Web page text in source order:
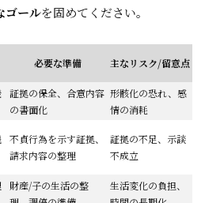
ゴールを固めてください。
必要な準備 主なリスク/留意点
証拠の保全、合意内容
の書面化
形骸化の恐れ、感
情の消耗
不貞行為を示す証拠、
請求内容の整理
証拠の不足、示談
不成立
財産/子の生活の整
生活変化の負担、